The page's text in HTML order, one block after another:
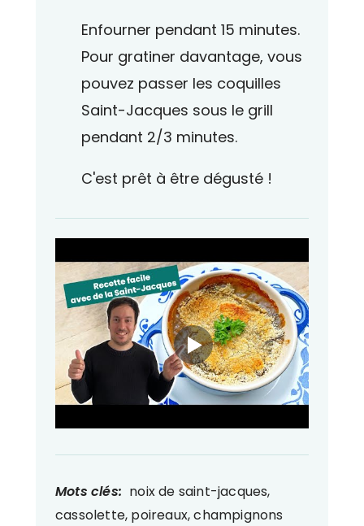
Enfourner pendant 15 minutes.
Pour gratiner davantage, vous
pouvez passer les coquilles
Saint-Jacques sous le grill
pendant 2/3 minutes.
C'est prêt à être dégusté !
Mots clés: noix de saint-jacques,
cassolette, poireaux, champignons